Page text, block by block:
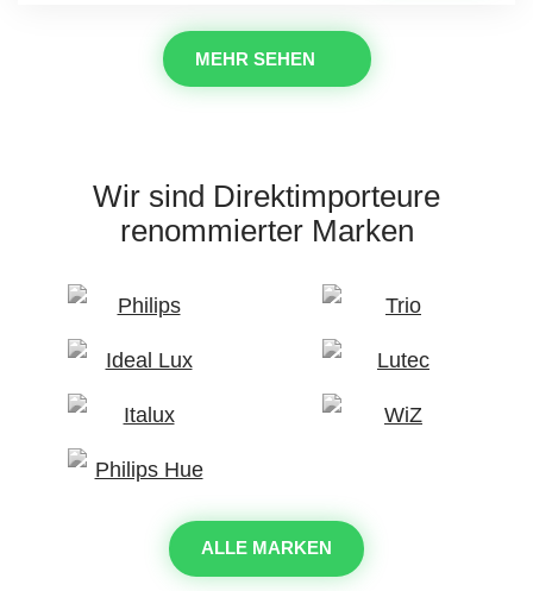
MEHR SEHEN
Wir sind Direktimporteure
renommierter Marken
ALLE MARKEN